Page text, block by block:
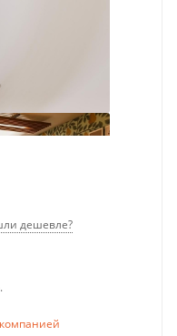
дешевле?